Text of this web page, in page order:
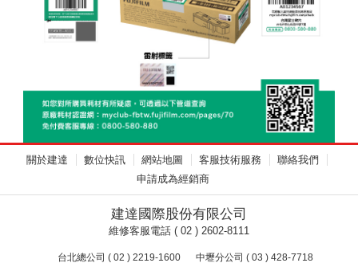
關於建達 數位快訊 網站地圖 客服技術服務
聯絡我們
申請成為經銷商
建達國際股份有限公司
維修客服電話 ( 02 ) 2602-8111
台北總公司 ( 02 ) 2219-1600 中壢分公司 ( 03 ) 428-7718